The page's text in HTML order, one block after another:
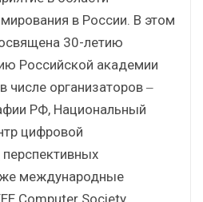
в России. В этом
30-летию
Российской академии
числе организаторов ‒
РФ, Национальный
цифровой
международные